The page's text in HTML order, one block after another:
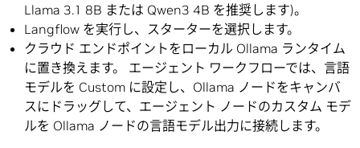
Llama 3.1 8B または Qwen3 4B を推奨します)。
Langflow を実行し、スターターを選択します。
クラウド エンドポイントをローカル Ollama ランタイム
に置き換えます。 エージェント ワークフローでは、言語
モデルを Custom に設定し、Ollama ノードをキャンバ
スにドラッグして、エージェント ノードのカスタム モデ
ルを Ollama ノードの言語モデル出力に接続します。